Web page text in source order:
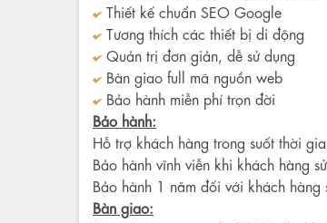
Thiết kế chuẩn SEO Google
Tương thích các thiết bị di động
Quản trị đơn giản, dễ sử dụng
Bàn giao full mã nguồn web
Bảo hành miễn phí trọn đời
Bảo hành:
Hỗ trợ khách hàng trong suốt thời
Bảo hành vĩnh viễn khi khách hàng
Bảo hành 1 năm đối với khách
Bàn giao: